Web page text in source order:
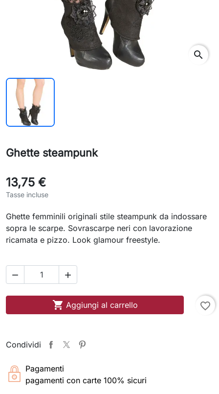
search
Ghette steampunk
13,75 €
Tasse incluse
Ghette femminili originali stile steampunk da indossare
sopra le scarpe. Sovrascarpe neri con lavorazione
ricamata e pizzo. Look glamour freestyle.
 
 Aggiungi al carrello favorite_border
Condividi
Pagamenti
pagamenti con carte 100% sicuri